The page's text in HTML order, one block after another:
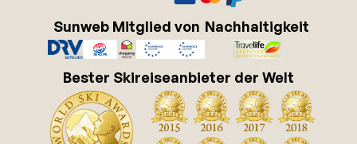
Sunweb Mitglied von Nachhaltigkeit
Bester Skireiseanbieter der Welt